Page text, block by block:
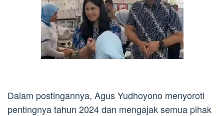
Dalam postingannya, Agus Yudhoyono menyoroti
pentingnya tahun 2024 dan mengajak semua pihak